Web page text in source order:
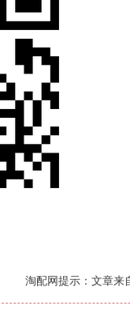
淘配网提示：文章来